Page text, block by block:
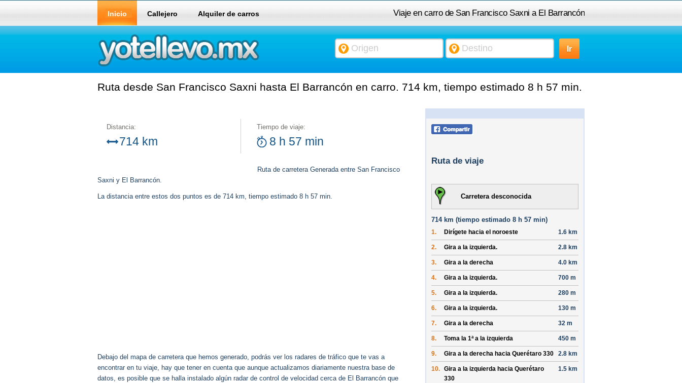
Viaje en carro de San Francisco Saxni a El Barrancón
Inicio Callejero Alquiler de carros
Ruta desde San Francisco Saxni hasta El Barrancón en carro. 714 km, tiempo estimado 8 h 57 min.
Distancia:
714 km
Tiempo de viaje:
8 h 57 min
Ruta de carretera Generada entre San Francisco
Saxni y El Barrancón.
La distancia entre estos dos puntos es de 714 km, tiempo estimado 8 h 57 min.
Debajo del mapa de carretera que hemos generado, podrás ver los radares de tráfico que te vas a
encontrar en tu viaje, hay que tener en cuenta que aunque actualizamos diariamente nuestra base de
datos, es posible que se halla instalado algún radar de control de velocidad cerca de El Barrancón que
Ruta de viaje
Carretera desconocida
714 km (tiempo estimado 8 h 57 min)
1. Dirígete hacia el noroeste 1.6 km
2. Gira a la izquierda. 2.8 km
3. Gira a la derecha 4.0 km
4. Gira a la izquierda. 700 m
5. Gira a la izquierda. 280 m
6. Gira a la izquierda. 130 m
7. Gira a la derecha 32 m
8. Toma la 1ª a la izquierda 450 m
9. Gira a la derecha hacia Querétaro 330 2.8 km
10. Gira a la izquierda hacia Querétaro
330
1.5 km